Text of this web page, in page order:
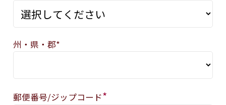
州・県・郡*
郵便番号/ジップコード*